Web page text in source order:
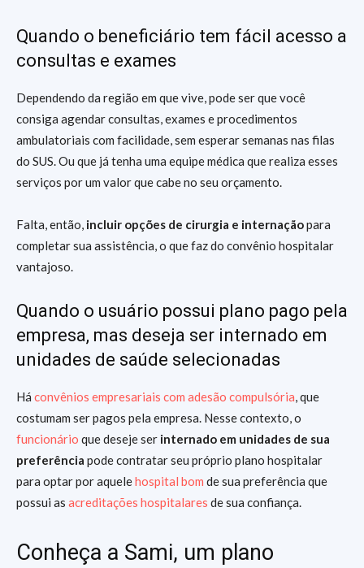
Quando o beneficiário tem fácil acesso a
consultas e exames
Dependendo da região em que vive, pode ser que você
consiga agendar consultas, exames e procedimentos
ambulatoriais com facilidade, sem esperar semanas nas filas
do SUS. Ou que já tenha uma equipe médica que realiza esses
serviços por um valor que cabe no seu orçamento.
Falta, então, incluir opções de cirurgia e internaçãopara
completar sua assistência, o que faz do convênio hospitalar
vantajoso.
Quando o usuário possui plano pago pela
empresa, mas deseja ser internado em
unidades de saúde selecionadas
Há convênios empresariais com adesão compulsória , que
costumam ser pagos pela empresa. Nesse contexto, o
funcionário que deseje ser internado em unidades de sua
preferência pode contratar seu próprio plano hospitalar
para optar por aquelehospital bom de sua preferência que
possui as acreditações hospitalares de sua confiança.
Conheça a Sami, um plano